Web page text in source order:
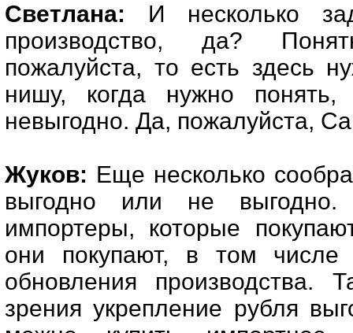
Светлана: И несколько
производство, да?
пожалуйста, то есть здесь
нишу, когда нужно
невыгодно. Да, пожалуйста,
Жуков: Еще несколько
выгодно или не
импортеры, которые
они покупают, в том числе
обновления производства.
зрения укрепление рубля